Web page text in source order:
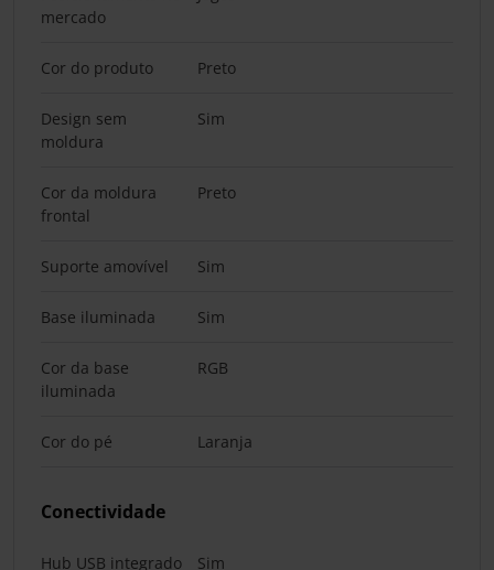
mercado
Cor do produto Preto
Design sem
moldura
Sim
Cor da moldura
frontal
Preto
Suporte amovível Sim
Base iluminada Sim
Cor da base
iluminada
RGB
Cor do pé Laranja
Conectividade
Hub USB integrado Sim